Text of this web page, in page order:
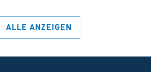
ALLE ANZEIGEN